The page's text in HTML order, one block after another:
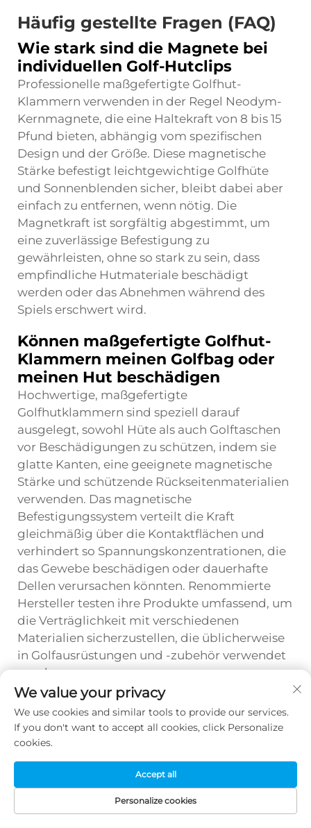
Häufig gestellte Fragen (FAQ)
Wie stark sind die Magnete bei
individuellen Golf-Hutclips
Professionelle maßgefertigte Golfhut-
Klammern verwenden in der Regel Neodym-
Kernmagnete, die eine Haltekraft von 8 bis 15
Pfund bieten, abhängig vom spezifischen
Design und der Größe. Diese magnetische
Stärke befestigt leichtgewichtige Golfhüte
und Sonnenblenden sicher, bleibt dabei aber
einfach zu entfernen, wenn nötig. Die
Magnetkraft ist sorgfältig abgestimmt, um
eine zuverlässige Befestigung zu
gewährleisten, ohne so stark zu sein, dass
empfindliche Hutmateriale beschädigt
werden oder das Abnehmen während des
Spiels erschwert wird.
Können maßgefertigte Golfhut-
Klammern meinen Golfbag oder
meinen Hut beschädigen
Hochwertige, maßgefertigte
Golfhutklammern sind speziell darauf
ausgelegt, sowohl Hüte als auch Golftaschen
vor Beschädigungen zu schützen, indem sie
glatte Kanten, eine geeignete magnetische
Stärke und schützende Rückseitenmaterialien
verwenden. Das magnetische
Befestigungssystem verteilt die Kraft
gleichmäßig über die Kontaktflächen und
verhindert so Spannungskonzentrationen, die
das Gewebe beschädigen oder dauerhafte
Dellen verursachen könnten. Renommierte
Hersteller testen ihre Produkte umfassend, um
die Verträglichkeit mit verschiedenen
Materialien sicherzustellen, die üblicherweise
in Golfausrüstungen und -zubehör verwendet
werden.
Wie lang ist die durchschnittliche
Lieferzeit für maßgefertigte
Golfhutklammern?
Die Standardfertigung von individuellen
Golfhüteklammern erfordert in der Regel 2–3
Wochen ab Genehmigung des endgültigen
Designs bis zum Versand, abhängig von der
We value your privacy
We use cookies and similar tools to provide our services.
If you don't want to accept all cookies, click Personalize
cookies.
Personalize cookies
Accept all